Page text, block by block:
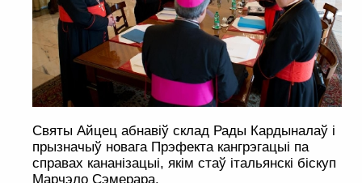
Святы Айцец абнавіў склад Рады Кардыналаў і
прызначыў новага Прэфекта кангрэгацыі па
справах кананізацыі, якім стаў італьянскі біскуп
Марчэло Сэмерара.